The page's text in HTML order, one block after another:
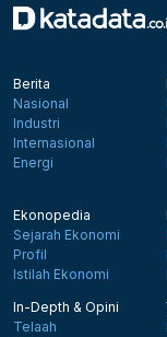
Berita
Nasional
Industri
Internasional
Energi
Ekonopedia
Sejarah Ekonomi
Profil
Istilah Ekonomi
In-Depth & Opini
Telaah